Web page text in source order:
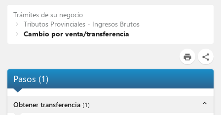
Trámites de su negocio
Tributos Provinciales - Ingresos Brutos
Cambio por venta/transferencia
print share
Pasos (1)
Obtener transferencia (1) expand_less